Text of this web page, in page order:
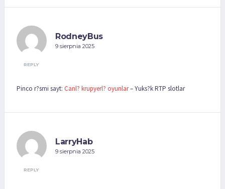
RodneyBus
9 sierpnia 2025
REPLY
Pinco r?smi sayt: Canl? krupyerl? oyunlar– Yuks?k RTP slotlar
LarryHab
9 sierpnia 2025
REPLY